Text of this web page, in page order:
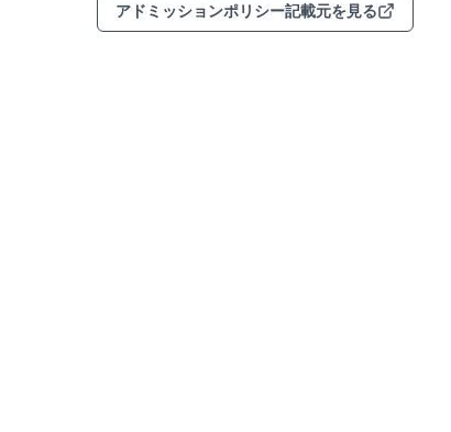
アドミッションポリシー記載元を見る